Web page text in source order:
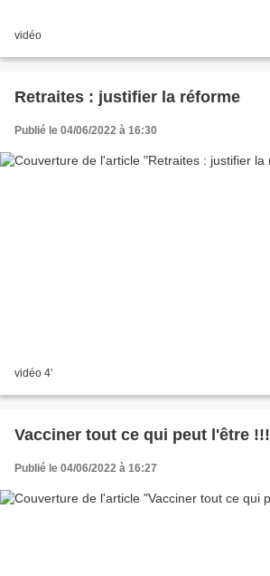
vidéo
Retraites : justifier la réforme
Publié le 04/06/2022 à 16:30
vidéo 4'
Vacciner tout ce qui peut l'être !!!
Publié le 04/06/2022 à 16:27